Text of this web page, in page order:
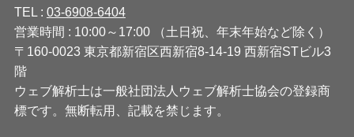
TEL : 03-6908-6404
営業時間 : 10:00～17:00 （土日祝、年末年始など除く）
〒160-0023 東京都新宿区西新宿8-14-19 西新宿STビル3
階
ウェブ解析士は一般社団法人ウェブ解析士協会の登録商
標です。無断転用、記載を禁じます。